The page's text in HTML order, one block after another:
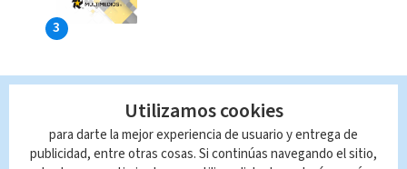
Utilizamos cookies
para darte la mejor experiencia de usuario y entrega de
publicidad, entre otras cosas. Si continúas navegando el sitio,